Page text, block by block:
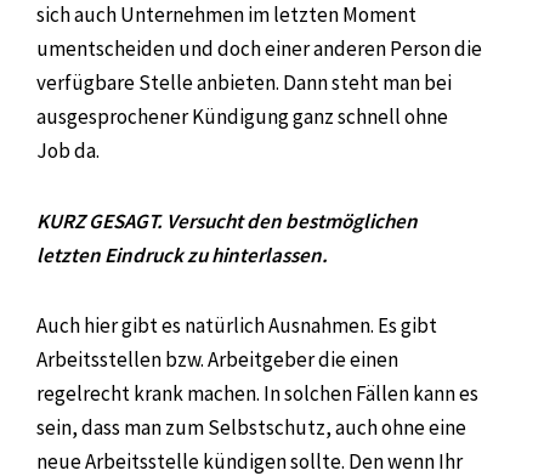
sich auch Unternehmen im letzten Moment
umentscheiden und doch einer anderen Person die
verfügbare Stelle anbieten. Dann steht man bei
ausgesprochener Kündigung ganz schnell ohne
Job da.
KURZ GESAGT. Versucht den bestmöglichen
letzten Eindruck zu hinterlassen.
Auch hier gibt es natürlich Ausnahmen. Es gibt
Arbeitsstellen bzw. Arbeitgeber die einen
regelrecht krank machen. In solchen Fällen kann es
sein, dass man zum Selbstschutz, auch ohne eine
neue Arbeitsstelle kündigen sollte. Den wenn Ihr